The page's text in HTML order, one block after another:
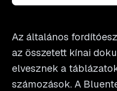
Az általános
az összetett kínai
elvesznek a
számozások. A